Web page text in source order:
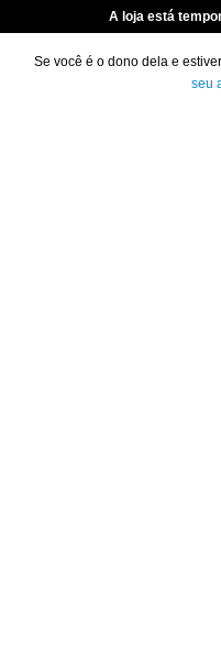
A loja está
Se você é o dono dela e
seu